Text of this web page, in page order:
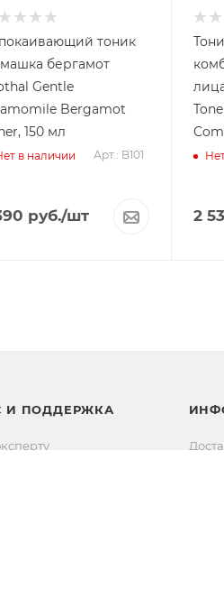
тоник
бергамот
Gentle
Bergamot
150 мл
в наличии Арт.: B101
руб./шт 2
И ПОДДЕРЖКА